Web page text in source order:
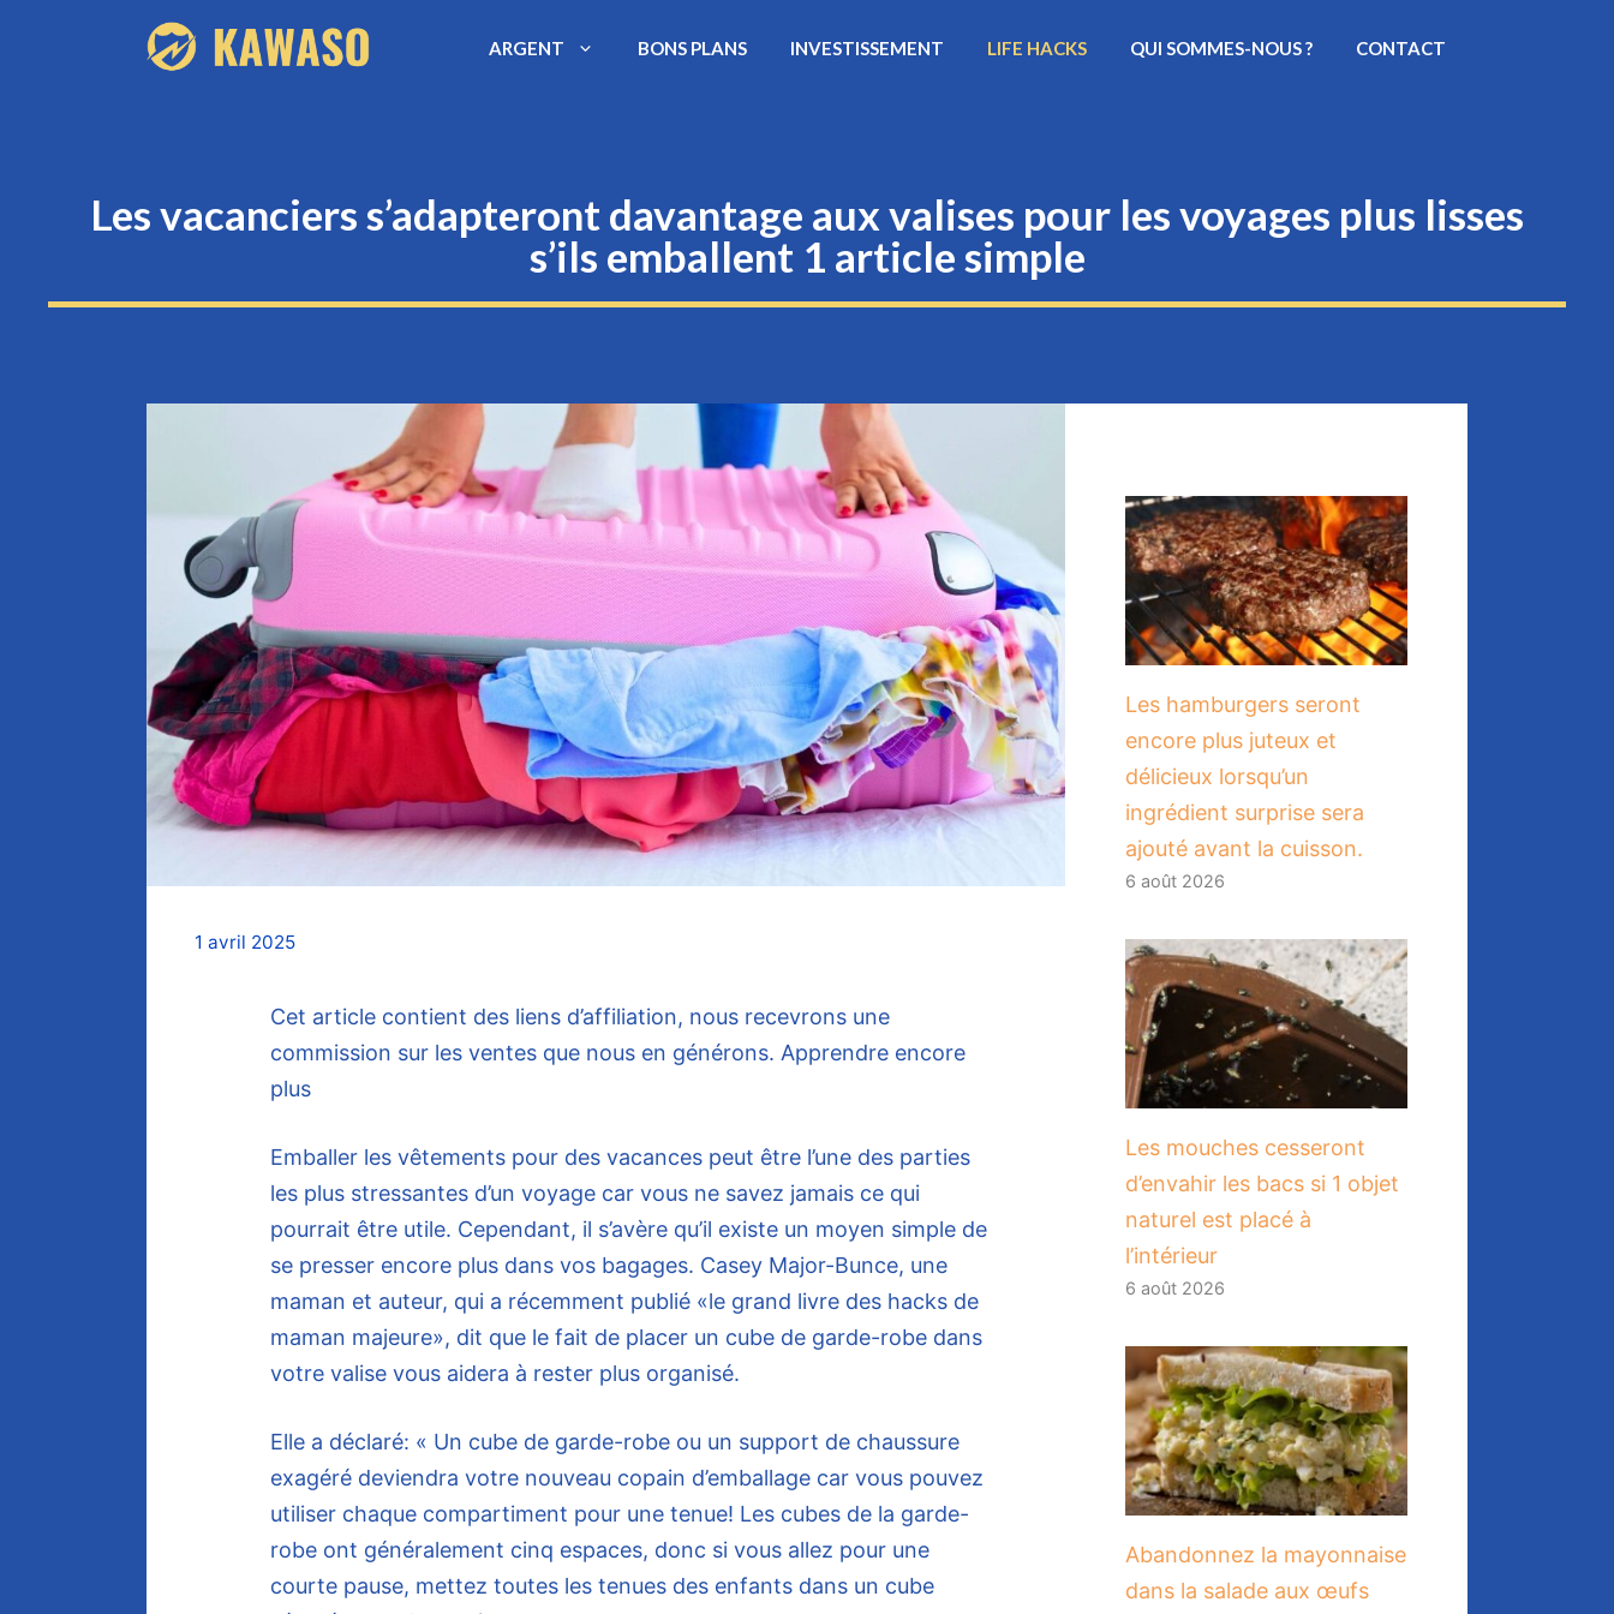
ARGENT BONS PLANS INVESTISSEMENT LIFE HACKS QUI SOMMES-NOUS ? CONTACT
Les vacanciers s’adapteront davantage aux valises pour les voyages plus lisses
s’ils emballent 1 article simple
1 avril 2025
Cet article contient des liens d’affiliation, nous recevrons une
commission sur les ventes que nous en générons. Apprendre encore
plus
Emballer les vêtements pour des vacances peut être l’une des parties
les plus stressantes d’un voyage car vous ne savez jamais ce qui
pourrait être utile. Cependant, il s’avère qu’il existe un moyen simple de
se presser encore plus dans vos bagages. Casey Major-Bunce, une
maman et auteur, qui a récemment publié «le grand livre des hacks de
maman majeure», dit que le fait de placer un cube de garde-robe dans
votre valise vous aidera à rester plus organisé.
Elle a déclaré: « Un cube de garde-robe ou un support de chaussure
exagéré deviendra votre nouveau copain d’emballage car vous pouvez
utiliser chaque compartiment pour une tenue! Les cubes de la garde-
robe ont généralement cinq espaces, donc si vous allez pour une
courte pause, mettez toutes les tenues des enfants dans un cube
Les hamburgers seront
encore plus juteux et
délicieux lorsqu’un
ingrédient surprise sera
ajouté avant la cuisson.
6 août 2026
Les mouches cesseront
d’envahir les bacs si 1 objet
naturel est placé à
l’intérieur
6 août 2026
Abandonnez la mayonnaise
dans la salade aux œufs